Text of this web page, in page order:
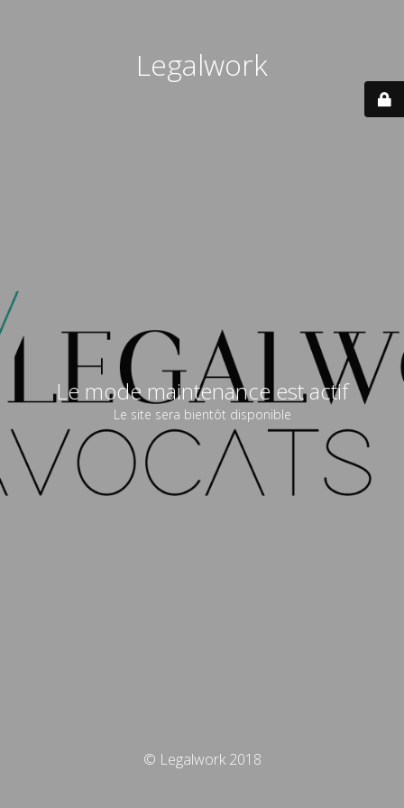
Legalwork
Le mode maintenance est actif
Le site sera bientôt disponible
© Legalwork 2018